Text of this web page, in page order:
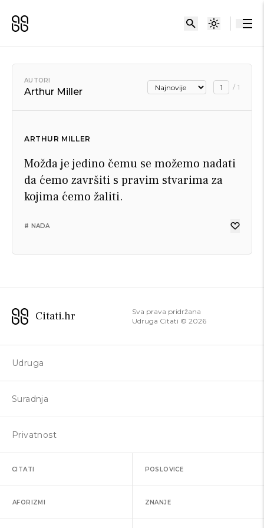
AUTORI
Arthur Miller / 1
ARTHUR MILLER
Možda je jedino čemu se možemo nadati
da ćemo završiti s pravim stvarima za
kojima ćemo žaliti.
# NADA
Citati.hr
Sva prava pridržana
Udruga Citati © 2026
Udruga
Suradnja
Privatnost
CITATI POSLOVICE
AFORIZMI ZNANJE